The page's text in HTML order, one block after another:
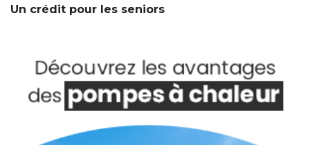
Un crédit pour les seniors